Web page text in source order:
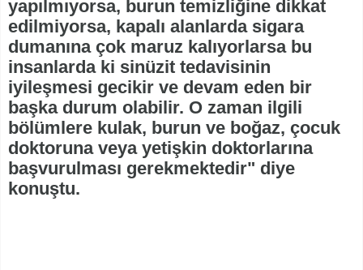
yapılmıyorsa, burun temizliğine dikkat
edilmiyorsa, kapalı alanlarda sigara
dumanına çok maruz kalıyorlarsa bu
insanlarda ki sinüzit tedavisinin
iyileşmesi gecikir ve devam eden bir
başka durum olabilir. O zaman ilgili
bölümlere kulak, burun ve boğaz, çocuk
doktoruna veya yetişkin doktorlarına
başvurulması gerekmektedir" diye
konuştu.